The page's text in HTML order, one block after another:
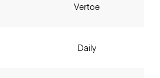
Vertoe
Daily